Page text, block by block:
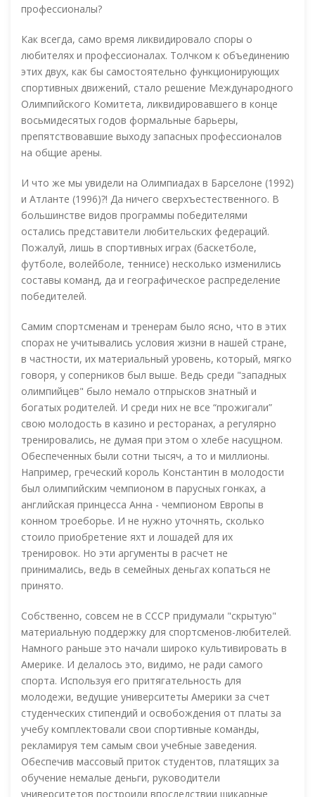
профессионалы?
Как всегда, само время ликвидировало споры о
любителях и профессионалах. Толчком к объединению
этих двух, как бы самостоятельно функционирующих
спортивных движений, стало решение Международного
Олимпийского Комитета, ликвидировавшего в конце
восьмидесятых годов формальные барьеры,
препятствовавшие выходу запасных профессионалов
на общие арены.
И что же мы увидели на Олимпиадах в Барселоне (1992)
и Атланте (1996)?! Да ничего сверхъестественного. В
большинстве видов программы победителями
остались представители любительских федераций.
Пожалуй, лишь в спортивных играх (баскетболе,
футболе, волейболе, теннисе) несколько изменились
составы команд, да и географическое распределение
победителей.
Самим спортсменам и тренерам было ясно, что в этих
спорах не учитывались условия жизни в нашей стране,
в частности, их материальный уровень, который, мягко
говоря, у соперников был выше. Ведь среди "западных
олимпийцев" было немало отпрысков знатный и
богатых родителей. И среди них не все “прожигали”
свою молодость в казино и ресторанах, а регулярно
тренировались, не думая при этом о хлебе насущном.
Обеспеченных были сотни тысяч, а то и миллионы.
Например, греческий король Константин в молодости
был олимпийским чемпионом в парусных гонках, а
английская принцесса Анна - чемпионом Европы в
конном троеборье. И не нужно уточнять, сколько
стоило приобретение яхт и лошадей для их
тренировок. Но эти аргументы в расчет не
принимались, ведь в семейных деньгах копаться не
принято.
Собственно, совсем не в СССР придумали "скрытую"
материальную поддержку для спортсменов-любителей.
Намного раньше это начали широко культивировать в
Америке. И делалось это, видимо, не ради самого
спорта. Используя его притягательность для
молодежи, ведущие университеты Америки за счет
студенческих стипендий и освобождения от платы за
учебу комплектовали свои спортивные команды,
рекламируя тем самым свои учебные заведения.
Обеспечив массовый приток студентов, платящих за
обучение немалые деньги, руководители
университетов построили впоследствии шикарные